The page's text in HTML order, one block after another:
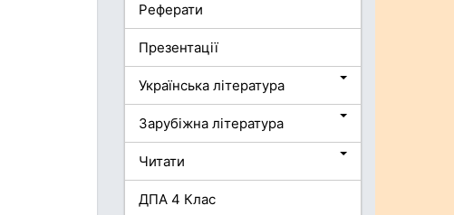
Реферати
Презентації
Українська література
Зарубіжна література
Читати
ДПА 4 Клас